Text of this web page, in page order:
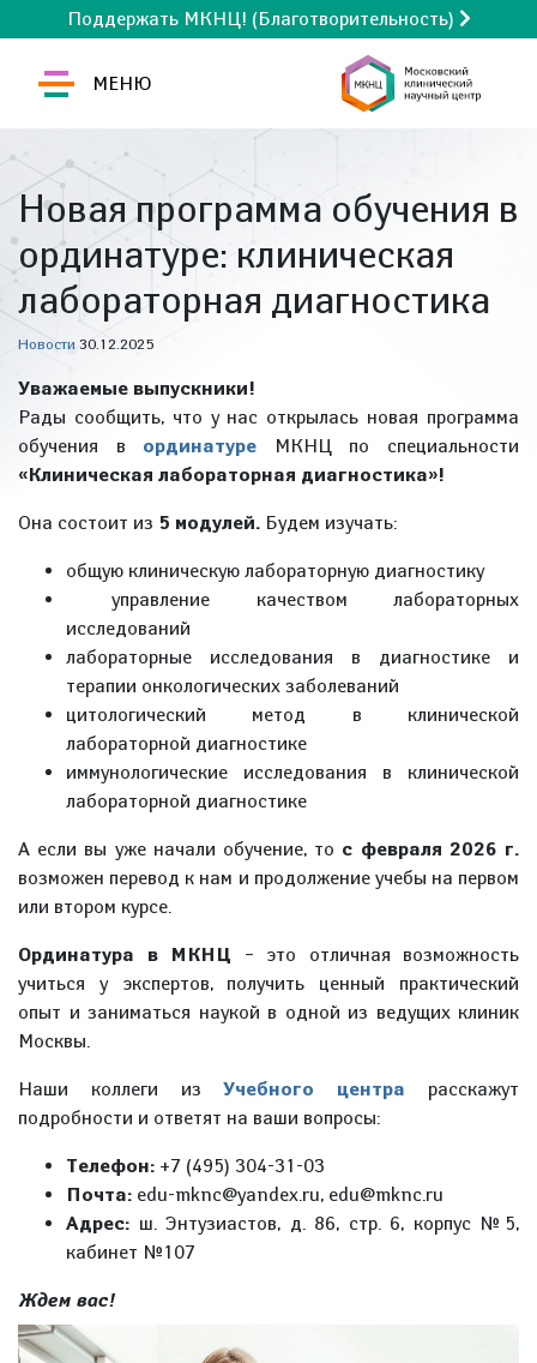
Поддержать МКНЦ! (Благотворительность)
МЕНЮ
Новая программа обучения в
ординатуре: клиническая
лабораторная диагностика
Новости 30.12.2025
Уважаемые выпускники!
Рады сообщить, что у нас открылась новая программа
обучения в ординатуре МКНЦ по специальности
«Клиническая лабораторная диагностика»!
Она состоит из 5 модулей. Будем изучать:
общую клиническую лабораторную диагностику
управление качеством лабораторных
исследований
лабораторные исследования в диагностике и
терапии онкологических заболеваний
цитологический метод в клинической
лабораторной диагностике
иммунологические исследования в клинической
лабораторной диагностике
А если вы уже начали обучение, то с февраля 2026 г.
возможен перевод к нам и продолжение учебы на первом
или втором курсе.
Ординатура в МКНЦ – это отличная возможность
учиться у экспертов, получить ценный практический
опыт и заниматься наукой в одной из ведущих клиник
Москвы.
Наши коллеги изУчебного центра расскажут
подробности и ответят на ваши вопросы:
Телефон: +7 (495) 304-31-03
Почта: edu-mknc@yandex.ru, edu@mknc.ru
Адрес: ш. Энтузиастов, д. 86, стр. 6, корпус №5,
кабинет №107
Ждем вас!